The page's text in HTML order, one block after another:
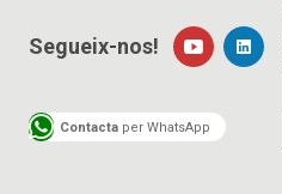
Segueix-nos!
Contacta per WhatsApp